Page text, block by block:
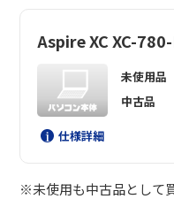
仕様詳細
Aspire XC XC-
未使用品
中古品
※未使用も中古品として